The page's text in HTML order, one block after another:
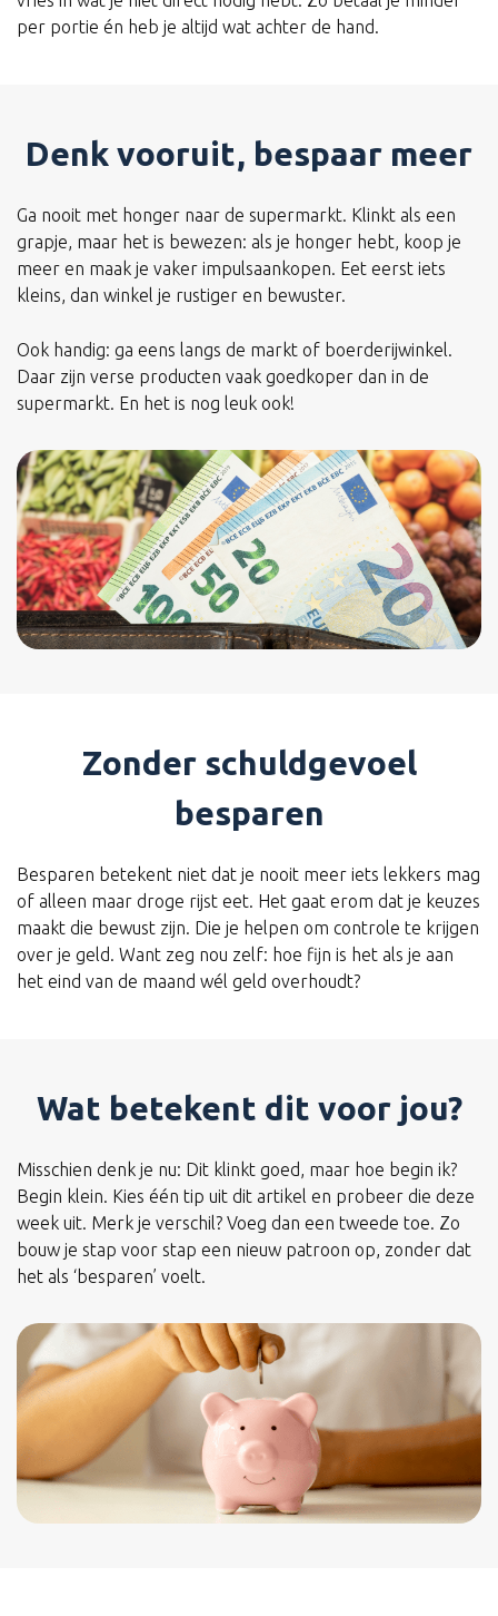
per portie én heb je altijd wat achter de hand.
Denk vooruit, bespaar meer
Ga nooit met honger naar de supermarkt. Klinkt als een
grapje, maar het is bewezen: als je honger hebt, koop je
meer en maak je vaker impulsaankopen. Eet eerst iets
kleins, dan winkel je rustiger en bewuster.
Ook handig: ga eens langs de markt of boerderijwinkel.
Daar zijn verse producten vaak goedkoper dan in de
supermarkt. En het is nog leuk ook!
Zonder schuldgevoel
besparen
Besparen betekent niet dat je nooit meer iets lekkers mag
of alleen maar droge rijst eet. Het gaat erom dat je keuzes
maakt die bewust zijn. Die je helpen om controle te krijgen
over je geld. Want zeg nou zelf: hoe fijn is het als je aan
het eind van de maand wél geld overhoudt?
Wat betekent dit voor jou?
Misschien denk je nu: Dit klinkt goed, maar hoe begin ik?
Begin klein. Kies één tip uit dit artikel en probeer die deze
week uit. Merk je verschil? Voeg dan een tweede toe. Zo
bouw je stap voor stap een nieuw patroon op, zonder dat
het als ‘besparen’ voelt.